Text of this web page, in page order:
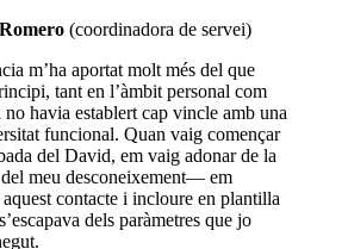
(coordinadora de servei)
m’ha aportat molt més del que
tant en l’àmbit personal com
havia establert cap vincle amb una
funcional. Quan vaig començar
del David, em vaig adonar de la
meu desconeixement— em
aquest contacte i incloure en plantilla
dels paràmetres que jo